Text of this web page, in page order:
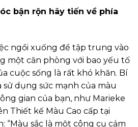
bận rộn hãy tiến về phía
ngồi xuống để tập trung vào
một căn phòng với bao yếu tố
cuộc sống là rất khó khăn. Bí
dụng sức mạnh của màu
gian của bạn, như Marieke
Thiết kế Màu Cao cấp tại
“Màu sắc là một công cụ cảm